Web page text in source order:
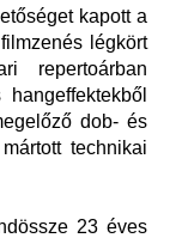
kapott a
légkört
repertoárban
dob- és
technikai
23 éves